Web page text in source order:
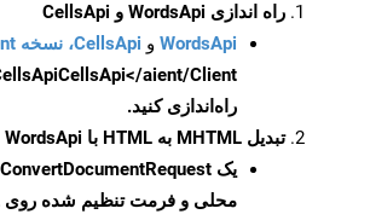
راه اندازی WordsApi و CellsApi
WordsApi و CellsApi، نسخه Basient
راه‌اندازی کنید.
تبدیل MHTML به HTML با WordsApi
یک ConvertDocumentRequest